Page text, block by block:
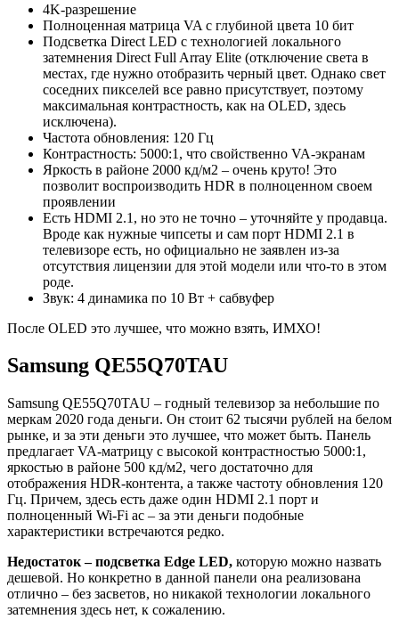
4K-разрешение
Полноценная матрица VA с глубиной цвета 10 бит
Подсветка Direct LED с технологией локального
затемнения Direct Full Array Elite (отключение света в
местах, где нужно отобразить черный цвет. Однако свет
соседних пикселей все равно присутствует, поэтому
максимальная контрастность, как на OLED, здесь
исключена).
Частота обновления: 120 Гц
Контрастность: 5000:1, что свойственно VA-экранам
Яркость в районе 2000 кд/м2 – очень круто! Это
позволит воспроизводить HDR в полноценном своем
проявлении
Есть HDMI 2.1, но это не точно – уточняйте у продавца.
Вроде как нужные чипсеты и сам порт HDMI 2.1 в
телевизоре есть, но официально не заявлен из-за
отсутствия лицензии для этой модели или что-то в этом
роде.
Звук: 4 динамика по 10 Вт + сабвуфер
После OLED это лучшее, что можно взять, ИМХО!
Samsung QE55Q70TAU
Samsung QE55Q70TAU – годный телевизор за небольшие по
меркам 2020 года деньги. Он стоит 62 тысячи рублей на белом
рынке, и за эти деньги это лучшее, что может быть. Панель
предлагает VA-матрицу с высокой контрастностью 5000:1,
яркостью в районе 500 кд/м2, чего достаточно для
отображения HDR-контента, а также частоту обновления 120
Гц. Причем, здесь есть даже один HDMI 2.1 порт и
полноценный Wi-Fi ac – за эти деньги подобные
характеристики встречаются редко.
Недостаток – подсветка Edge LED, которую можно назвать
дешевой. Но конкретно в данной панели она реализована
отлично – без засветов, но никакой технологии локального
затемнения здесь нет, к сожалению.